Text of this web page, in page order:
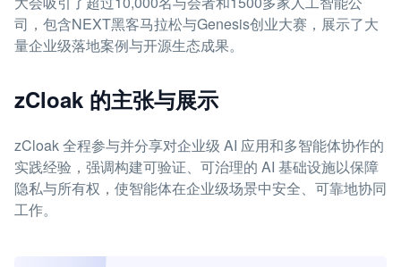
司，包含NEXT黑客马拉松与Genesis创业大赛，展示了大
量企业级落地案例与开源生态成果。
zCloak 的主张与展示
zCloak 全程参与并分享对企业级 AI 应用和多智能体协作的
实践经验，强调构建可验证、可治理的 AI 基础设施以保障
隐私与所有权，使智能体在企业级场景中安全、可靠地协同
工作。